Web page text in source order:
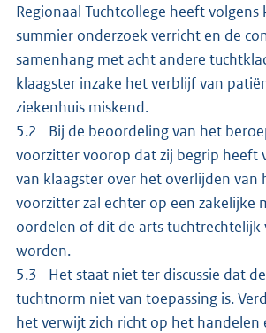
Regionaal Tuchtcollege heeft volgens
summier onderzoek verricht en de
samenhang met acht andere
klaagster inzake het verblijf van
ziekenhuis miskend.
5.2 Bij de beoordeling van het
voorzitter voorop dat zij begrip heeft
van klaagster over het overlijden van
voorzitter zal echter op een zakelijke
oordelen of dit de arts tuchtrechtelijk
worden.
5.3 Het staat niet ter discussie dat
tuchtnorm niet van toepassing is.
het verwijt zich richt op het